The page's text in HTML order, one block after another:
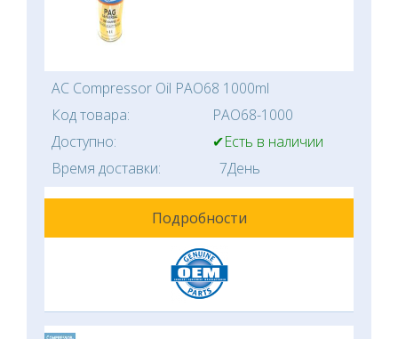
AC Compressor Oil PAO68 1000ml
Код товара:
PAO68-1000
Доступно:
✔Есть в наличии
Время доставки:
7День
Подробности